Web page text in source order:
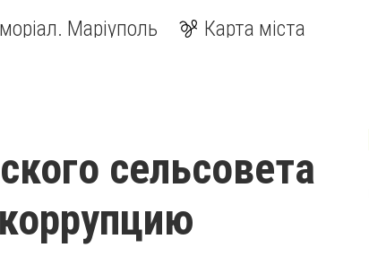
Маріуполь Карта міста
сельсовета